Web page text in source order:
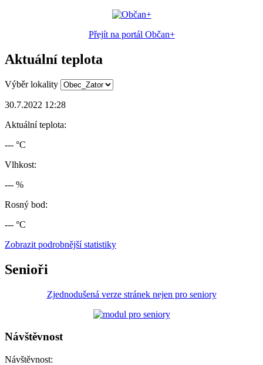
Přejít na portál Občan+
Aktuální teplota
Výběr lokality
30.7.2022 12:28
Aktuální teplota:
--- °C
Vlhkost:
--- %
Rosný bod:
--- °C
Zobrazit podrobnější statistiky
Senioři
Zjednodušená verze stránek nejen pro seniory
Návštěvnost
Návštěvnost: